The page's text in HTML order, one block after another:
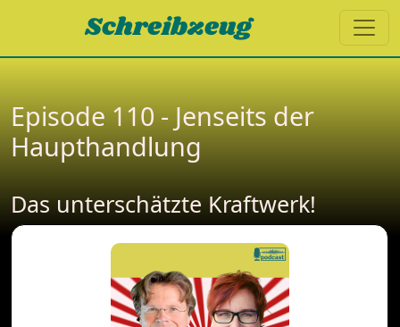
Schreibzeug
Episode 110 - Jenseits der
Haupthandlung
Das unterschätzte Kraftwerk!